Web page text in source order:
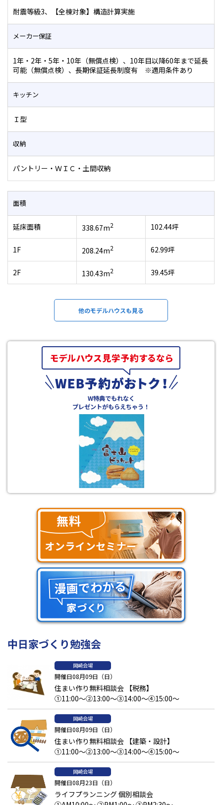
耐震等級3、【全棟対象】構造計算実施
メーカー保証
1年・2年・5年・10年（無償点検）、10年目以降60年まで延長
可能（無償点検）、長期保証延長制度有 ※適用条件あり
キッチン
Ｉ型
収納
パントリー・ＷＩＣ・土間収納
面積
延床面積 338.67m2 102.44坪
1F 208.24m2 62.99坪
2F 130.43m2 39.45坪
他のモデルハウスも見る
W特典でもれなく
プレゼントがもらえちゃう！
中日家づくり勉強会
岡崎会場
開催日08月09日（日）
住まい作り無料相談会 【税務】
①11:00～②13:00～③14:00～④15:00～
岡崎会場
開催日08月09日（日）
住まい作り無料相談会 【建築・設計】
①11:00～②13:00～③14:00～④15:00～
岡崎会場
開催日08月23日（日）
ライフプランニング 個別相談会